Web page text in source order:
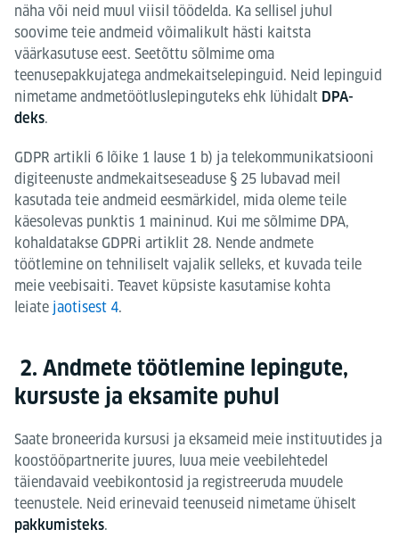
näha või neid muul viisil töödelda. Ka sellisel juhul
soovime teie andmeid võimalikult hästi kaitsta
väärkasutuse eest. Seetõttu sõlmime oma
teenusepakkujatega andmekaitselepinguid. Neid lepinguid
nimetame andmetöötluslepinguteks ehk lühidalt DPA-
deks.
GDPR artikli 6 lõike 1 lause 1 b) ja telekommunikatsiooni
digiteenuste andmekaitseseaduse § 25 lubavad meil
kasutada teie andmeid eesmärkidel, mida oleme teile
käesolevas punktis 1 maininud. Kui me sõlmime DPA,
kohaldatakse GDPRi artiklit 28. Nende andmete
töötlemine on tehniliselt vajalik selleks, et kuvada teile
meie veebisaiti. Teavet küpsiste kasutamise kohta
leiate jaotisest 4.
2. Andmete töötlemine lepingute,
kursuste ja eksamite puhul
Saate broneerida kursusi ja eksameid meie instituutides ja
koostööpartnerite juures, luua meie veebilehtedel
täiendavaid veebikontosid ja registreeruda muudele
teenustele. Neid erinevaid teenuseid nimetame ühiselt
pakkumisteks.